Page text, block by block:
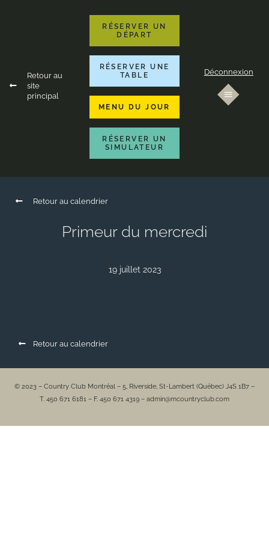
Retour au
site
principal
RÉSERVER UN
DÉPART
RÉSERVER UNE
TABLE
MENU DU JOUR
RÉSERVER UN
SIMULATEUR
Déconnexion
Retour au calendrier
Primeur du mercredi
19 juillet 2023
Retour au calendrier
© 2023 – Country Club Montréal – 5, Riverside, St-Lambert (Québec) J4S 1B7 –
T. 450 671 6181 – F. 450 671 4319 – admin@mcountryclub.com